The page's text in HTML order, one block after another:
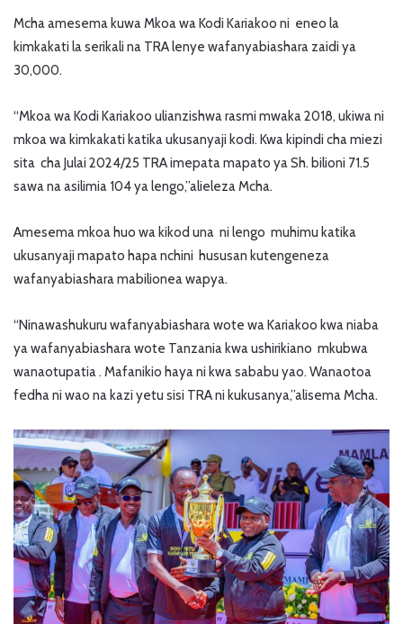
Mcha amesema kuwa Mkoa wa Kodi Kariakoo ni eneo la
kimkakati la serikali na TRA lenye wafanyabiashara zaidi ya
30,000.
“Mkoa wa Kodi Kariakoo ulianzishwa rasmi mwaka 2018, ukiwa ni
mkoa wa kimkakati katika ukusanyaji kodi. Kwa kipindi cha miezi
sita cha Julai 2024/25 TRA imepata mapato ya Sh. bilioni 71.5
sawa na asilimia 104 ya lengo,”alieleza Mcha.
Amesema mkoa huo wa kikod una ni lengo muhimu katika
ukusanyaji mapato hapa nchini hususan kutengeneza
wafanyabiashara mabilionea wapya.
“Ninawashukuru wafanyabiashara wote wa Kariakoo kwa niaba
ya wafanyabiashara wote Tanzania kwa ushirikiano mkubwa
wanaotupatia . Mafanikio haya ni kwa sababu yao. Wanaotoa
fedha ni wao na kazi yetu sisi TRA ni kukusanya,”alisema Mcha.